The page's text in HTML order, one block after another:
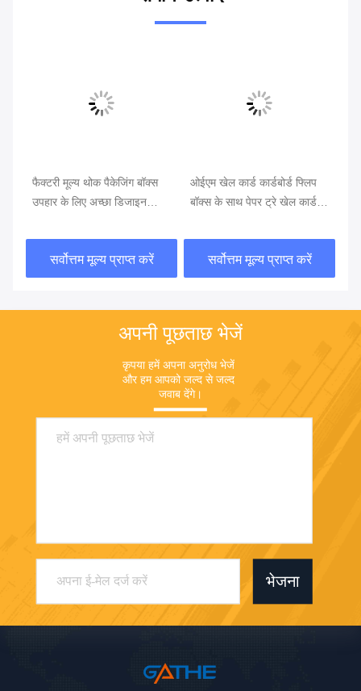
फैक्टरी मूल्य थोक पैकेजिंग बॉक्स
उपहार के लिए अच्छा डिजाइन
सर्वोत्तम मूल्य प्राप्त करें
ओईएम खेल कार्ड कार्डबोर्ड फ्लिप
बॉक्स के साथ पेपर ट्रे खेल कार्ड
सर्वोत्तम मूल्य प्राप्त करें
अपनी पूछताछ भेजें
कृपया हमें अपना अनुरोध भेजें
और हम आपको जल्द से जल्द
जवाब देंगे।
भेजना